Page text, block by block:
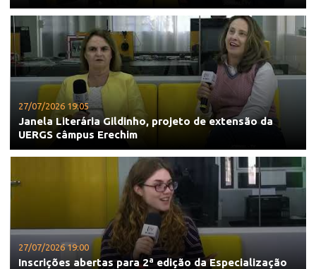
27/07/2026 19:05
Janela Literária Gildinho, projeto de extensão da
UERGS câmpus Erechim
27/07/2026 19:00
Inscrições abertas para 2ª edição da Especialização